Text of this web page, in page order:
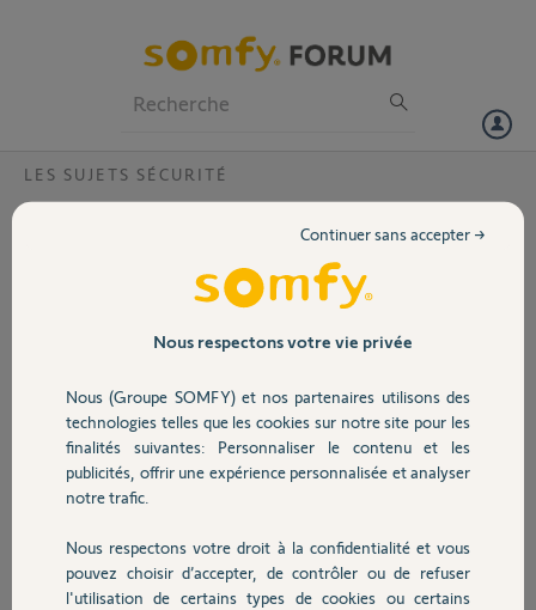
Volet
Sécurité
Domotique
Chauffage
LES SUJETS SÉCURITÉ
connexion impossible alarme
En journée, que ce soit local ou à distance, mon alarme fonctionne.
Par contre le soir, impossible de la connecter, on me dit de contrôler
les ports alors que l’alarme est installé depuis au moinssept ans sans
avoir eu aucun souci, les ports sont 80 et 443
Merci,
fabrice R.
il y a 11 mois
Participer au fil de discussion
Nous respectons votre vie privée
Nous (Groupe SOMFY) et nos partenaires utilisons des
technologies telles que les cookies sur notre site pour les
finalités suivantes: Personnaliser le contenu et les
publicités, offrir une expérience personnalisée et analyser
notre trafic.
Nous respectons votre droit à la confidentialité et vous
pouvez choisir d’accepter, de contrôler ou de refuser
l'utilisation de certains types de cookies ou certains
Continuer sans accepter →